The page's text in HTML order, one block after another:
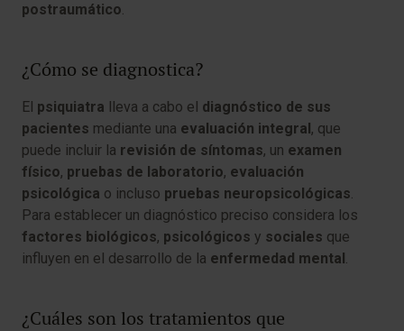
postraumático.
¿Cómo se diagnostica?
El psiquiatra lleva a cabo el diagnóstico de sus
pacientes mediante una evaluación integral, que
puede incluir la revisión de síntomas, un examen
físico, pruebas de laboratorio, evaluación
psicológica o incluso pruebas neuropsicológicas.
Para establecer un diagnóstico preciso considera los
factores biológicos, psicológicos y sociales que
influyen en el desarrollo de la enfermedad mental.
¿Cuáles son los tratamientos que